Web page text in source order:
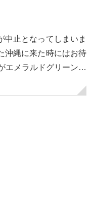
中止となってしまいま
沖縄に来た時にはお待
エメラルドグリーン…